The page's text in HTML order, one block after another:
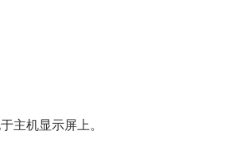
主机显示屏上。